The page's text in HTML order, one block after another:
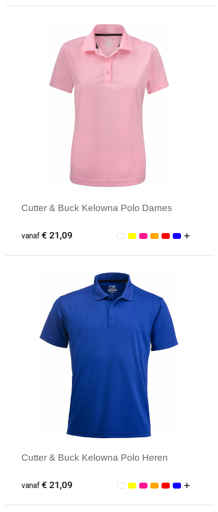
Minimale afname: 5
Cutter & Buck Kelowna Polo Dames
vanaf € 21,09
Minimale afname: 1
Cutter & Buck Kelowna Polo Heren
vanaf € 21,09